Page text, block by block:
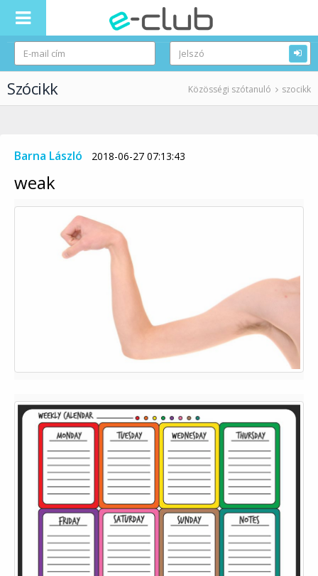
Szócikk Közösségi szótanuló szocikk
Barna László 2018-06-27 07:13:43
weak